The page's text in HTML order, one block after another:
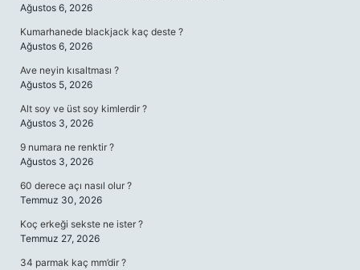
Ağustos 6, 2026
Kumarhanede blackjack kaç deste ?
Ağustos 6, 2026
Ave neyin kısaltması ?
Ağustos 5, 2026
Alt soy ve üst soy kimlerdir ?
Ağustos 3, 2026
9 numara ne renktir ?
Ağustos 3, 2026
60 derece açı nasıl olur ?
Temmuz 30, 2026
Koç erkeği sekste ne ister ?
Temmuz 27, 2026
34 parmak kaç mm’dir ?